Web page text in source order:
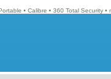
• Calibre • 360 Total Security •